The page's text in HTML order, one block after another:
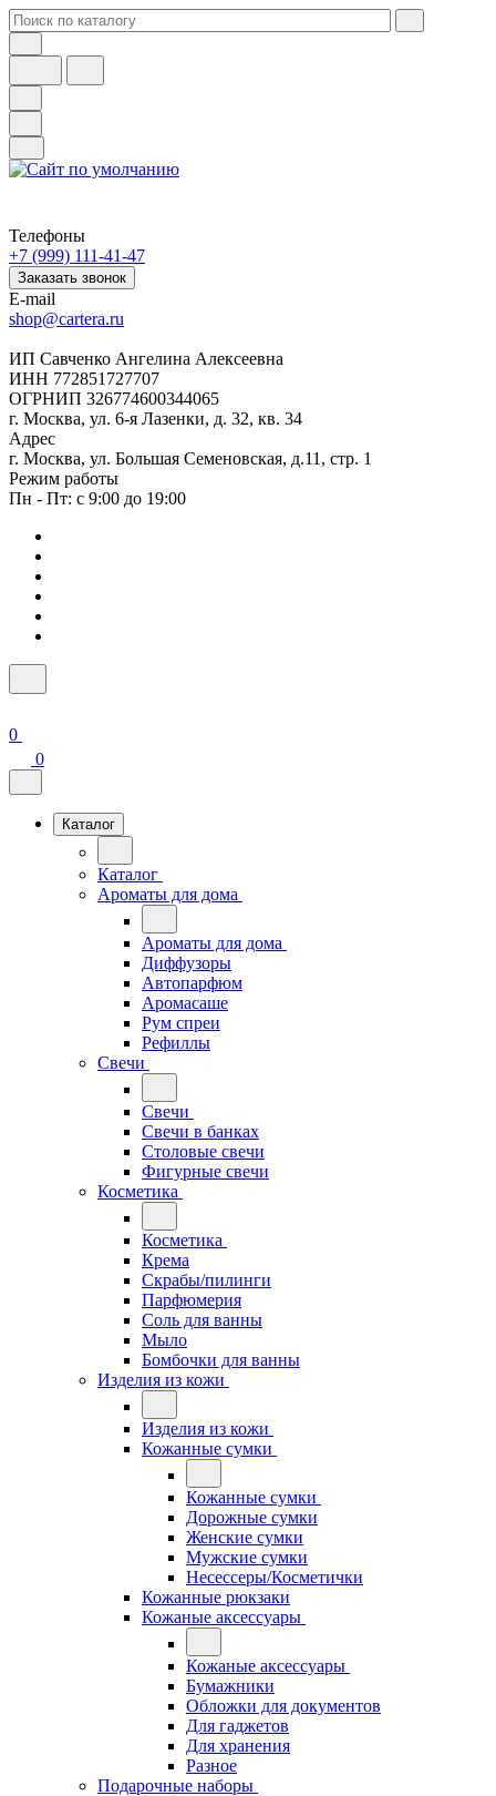
Телефоны
+7 (999) 111-41-47
Заказать звонок
E-mail
shop@cartera.ru
ИП Савченко Ангелина Алексеевна
ИНН 772851727707
ОГРНИП 326774600344065
г. Москва, ул. 6-я Лазенки, д. 32, кв. 34
Адрес
г. Москва, ул. Большая Семеновская, д.11, стр. 1
Режим работы
Пн - Пт: с 9:00 до 19:00
0
0
Каталог
Каталог
Ароматы для дома
Ароматы для дома
Диффузоры
Автопарфюм
Аромасаше
Рум спреи
Рефиллы
Свечи
Свечи
Свечи в банках
Столовые свечи
Фигурные свечи
Косметика
Косметика
Крема
Скрабы/пилинги
Парфюмерия
Соль для ванны
Мыло
Бомбочки для ванны
Изделия из кожи
Изделия из кожи
Кожанные сумки
Кожанные сумки
Дорожные сумки
Женские сумки
Мужские сумки
Несессеры/Косметички
Кожанные рюкзаки
Кожаные аксессуары
Кожаные аксессуары
Бумажники
Обложки для документов
Для гаджетов
Для хранения
Разное
Подарочные наборы